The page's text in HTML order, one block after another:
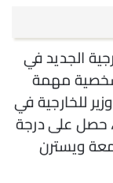
الجديد في
شخصية مهمة
للخارجية في
حصل على درجة
ويسترن